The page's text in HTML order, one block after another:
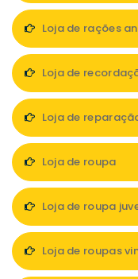
Loja de rações
Loja de
Loja de
Loja de roupa
Loja de roupa
Loja de roupas